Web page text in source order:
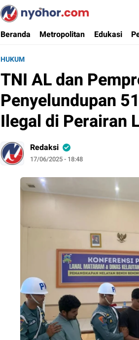
Nyohor.com
Media Informasi Ternyohor
Beranda Metropolitan Edukasi
HUKUM
TNI AL dan
Penyelundupan
Ilegal di Perairan
Redaksi
17/06/2025 - 18:48